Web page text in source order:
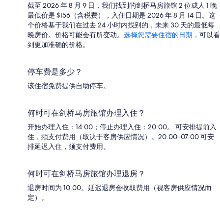
截至 2026 年 8 月 9 日，我们找到的剑桥马房旅馆 2 位成人 1 晚
最低价是 $156（含税费），入住日期是 2026 年 8 月 14 日。这
个价格基于我们在过去 24 小时内找到的，未来 30 天的最低每
晚房价。价格可能会有所变动。 选择您需要住宿的日期 ，可以看
到更加准确的价格。
停车费是多少？
该住宿免费提供自助停车。
何时可在剑桥马房旅馆办理入住？
开始办理入住：14:00；停止办理入住：20:00。 可安排提前入
住，须支付费用（取决于客房供应情况）。20:00–07:00 可安
排延迟入住，须支付费用。
何时可在剑桥马房旅馆办理退房？
退房时间为 10:00。延迟退房会收取费用（视客房供应情况而
定）。